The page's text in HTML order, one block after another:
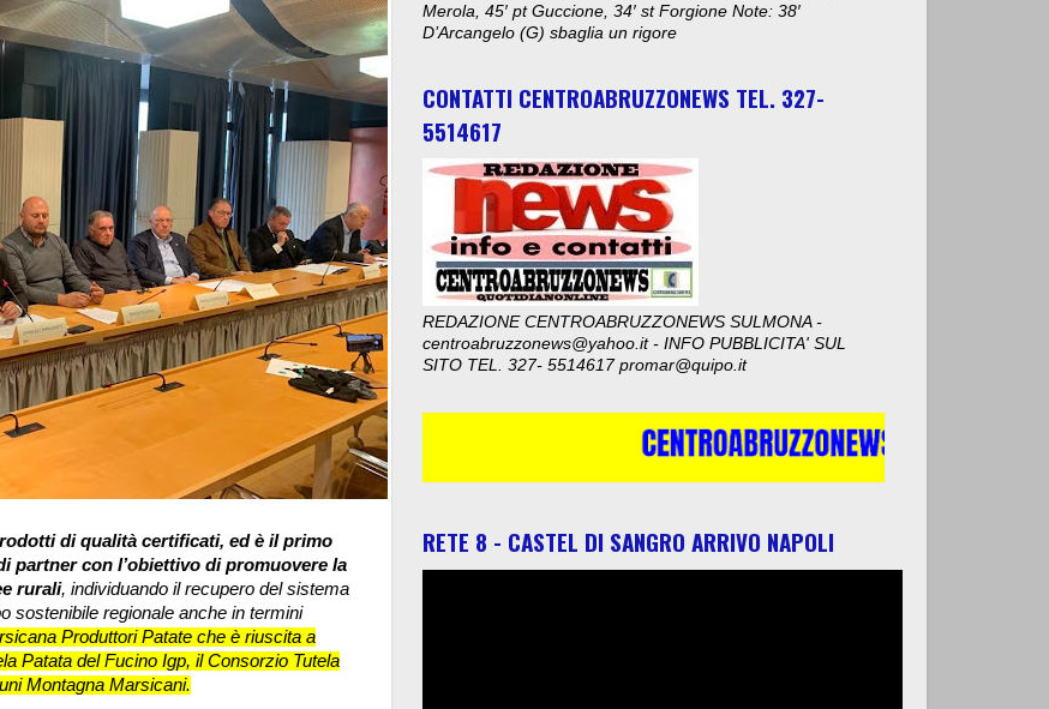
di qualità certificati, ed è il primo
partner con l’obiettivo di promuovere la
rurali, individuando il recupero del sistema
sostenibile regionale anche in termini
Produttori Patate che è riuscita a
Patata del Fucino Igp, il Consorzio Tutela
Montagna Marsicani.
Merola, 45′ pt Guccione, 34′ st Forgione Note: 38′
D’Arcangelo (G) sbaglia un rigore
CONTATTI CENTROABRUZZONEWS TEL. 327-
5514617
REDAZIONE CENTROABRUZZONEWS SULMONA -
centroabruzzonews@yahoo.it - INFO PUBBLICITA' SUL
SITO TEL. 327- 5514617 promar@quipo.it
RETE 8 - CASTEL DI SANGRO ARRIVO NAPOLI